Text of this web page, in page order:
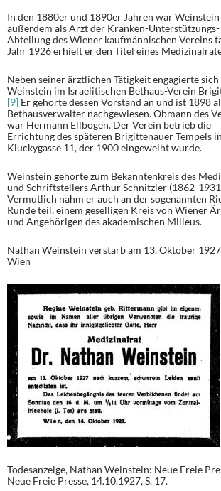
In den 1880er und 1890er Jahren war Weinstein
außerdem als Arzt der Kranken-Unterstützungs-
Abteilung des Wiener kaufmännischen Vereins
Jahr 1926 erhielt er den Titel eines
Neben seiner ärztlichen Tätigkeit engagierte sich
Weinstein im Israelitischen Bethaus-Verein
[9] Er gehörte dessen Vorstand an und ist 1898
Bethausverwalter nachgewiesen. Obmann des
war Hermann Ellbogen. Der Verein betrieb die
Errichtung des späteren Brigittenauer Tempels
Kluckygasse 11, der 1900 eingeweiht wurde.
Weinstein gehörte zum Bekanntenkreis des
und Schriftstellers Arthur Schnitzler (1862-
Vermutlich nahm er auch an der sogenannten
Runde teil, einem geselligen Kreis von Wiener
und Angehörigen des akademischen Milieus.
Nathan Weinstein verstarb am 13. Oktober
Wien
Todesanzeige, Nathan Weinstein: Neue Freie
Neue Freie Presse, 14.10.1927, S. 17.